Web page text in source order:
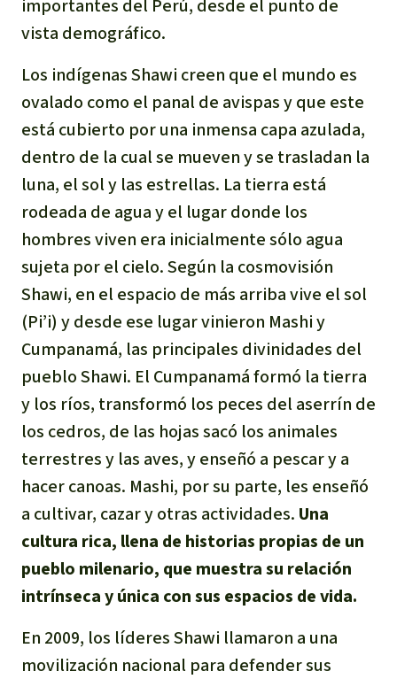
importantes del Perú, desde el punto de
vista demográfico.
Los indígenas Shawi creen que el mundo es
ovalado como el panal de avispas y que este
está cubierto por una inmensa capa azulada,
dentro de la cual se mueven y se trasladan la
luna, el sol y las estrellas. La tierra está
rodeada de agua y el lugar donde los
hombres viven era inicialmente sólo agua
sujeta por el cielo. Según la cosmovisión
Shawi, en el espacio de más arriba vive el sol
(Pi’i) y desde ese lugar vinieron Mashi y
Cumpanamá, las principales divinidades del
pueblo Shawi. El Cumpanamá formó la tierra
y los ríos, transformó los peces del aserrín de
los cedros, de las hojas sacó los animales
terrestres y las aves, y enseñó a pescar y a
hacer canoas. Mashi, por su parte, les enseñó
a cultivar, cazar y otras actividades. Una
cultura rica, llena de historias propias de un
pueblo milenario, que muestra su relación
intrínseca y única con sus espacios de vida.
En 2009, los líderes Shawi llamaron a una
movilización nacional para defender sus